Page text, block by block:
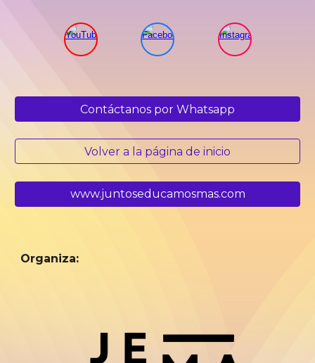
Contáctanos por Whatsapp
Volver a la página de inicio
www.juntoseducamosmas.com
Organiza: